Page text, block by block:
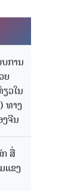
ການ
ຍ
ວໃນ
ທາງ
ງຈີນ
ສື່
ແຂງ